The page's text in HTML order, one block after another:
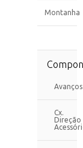
Montanha
Avanços
Cx.
Direção